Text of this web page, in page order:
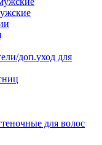
доп.уход для
для волос